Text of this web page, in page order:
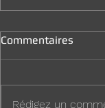
Joyeux Noël
Commentaires
Rédigez un